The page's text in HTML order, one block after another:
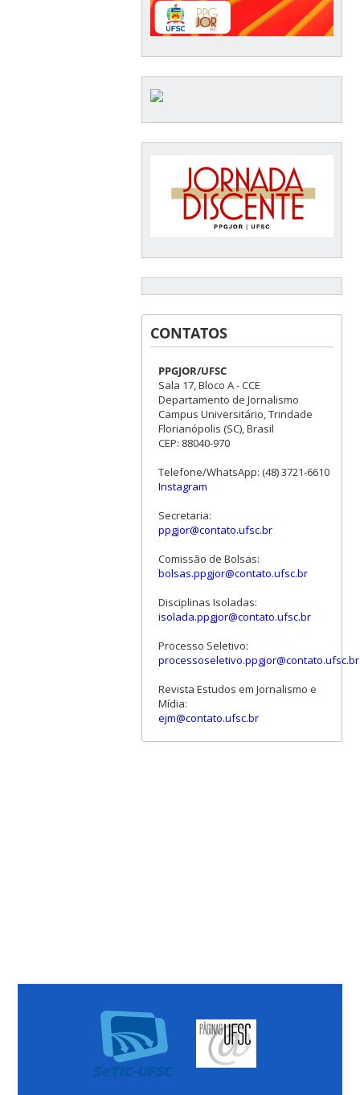
CONTATOS
PPGJOR/UFSC
Sala 17, Bloco A - CCE
Departamento de Jornalismo
Campus Universitário, Trindade
Florianópolis (SC), Brasil
CEP: 88040-970
Telefone/WhatsApp: (48) 3721-6610
Instagram
Secretaria:
ppgjor@contato.ufsc.br
Comissão de Bolsas:
bolsas.ppgjor@contato.ufsc.br
Disciplinas Isoladas:
isolada.ppgjor@contato.ufsc.br
Processo Seletivo:
processoseletivo.ppgjor@contato.ufsc.br
Revista Estudos em Jornalismo e
Mídia:
ejm@contato.ufsc.br